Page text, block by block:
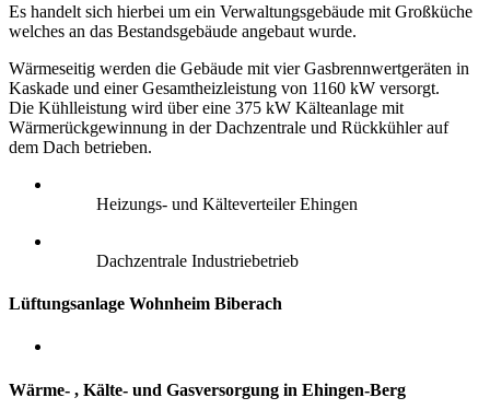
Es handelt sich hierbei um ein Verwaltungsgebäude mit Großküche
welches an das Bestandsgebäude angebaut wurde.
Wärmeseitig werden die Gebäude mit vier Gasbrennwertgeräten in
Kaskade und einer Gesamtheizleistung von 1160 kW versorgt.
Die Kühlleistung wird über eine 375 kW Kälteanlage mit
Wärmerückgewinnung in der Dachzentrale und Rückkühler auf
dem Dach betrieben.
Heizungs- und Kälteverteiler Ehingen
Dachzentrale Industriebetrieb
Lüftungsanlage Wohnheim Biberach
Wärme- , Kälte- und Gasversorgung in Ehingen-Berg